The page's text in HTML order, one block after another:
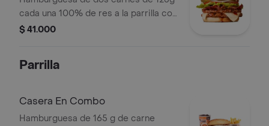
cada una 100% de res a la parrilla con
salsa BBQ, tocineta, queso
tomate y mostaza en pan papa
$ 41.000
Parrilla
Casera En Combo
Hamburguesa de 165 g de carne